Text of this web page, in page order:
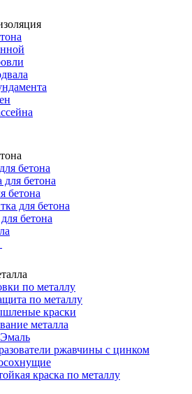
бетона
для бетона
бетона
для бетона
бетона
по металлу
по металлу
краски
металла
ржавчины с цинком
краска по металлу